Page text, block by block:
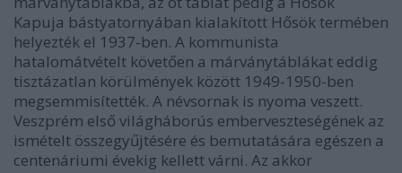
Kapuja bástyatornyában kialakított Hősök termében
helyezték el 1937-ben. A kommunista
hatalomátvételt követően a márványtáblákat eddig
tisztázatlan körülmények között 1949-1950-ben
megsemmisítették. A névsornak is nyoma veszett.
Veszprém első világháborús emberveszteségének az
ismételt összegyűjtésére és bemutatására egészen a
centenáriumi évekig kellett várni. Az akkor